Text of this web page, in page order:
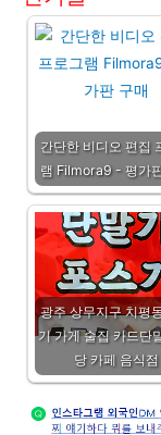
간단한 비디오 편집
램 Filmora9 - 평가
광주 상무지구 치평
기 가게 술집 카드단
당 카페 음식점